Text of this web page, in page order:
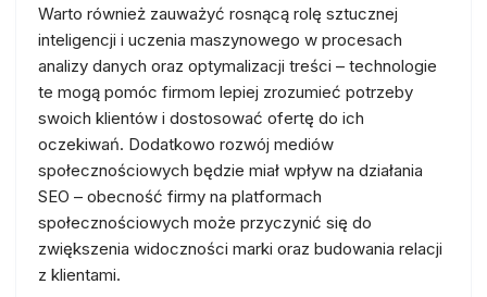
Warto również zauważyć rosnącą rolę sztucznej
inteligencji i uczenia maszynowego w procesach
analizy danych oraz optymalizacji treści – technologie
te mogą pomóc firmom lepiej zrozumieć potrzeby
swoich klientów i dostosować ofertę do ich
oczekiwań. Dodatkowo rozwój mediów
społecznościowych będzie miał wpływ na działania
SEO – obecność firmy na platformach
społecznościowych może przyczynić się do
zwiększenia widoczności marki oraz budowania relacji
z klientami.